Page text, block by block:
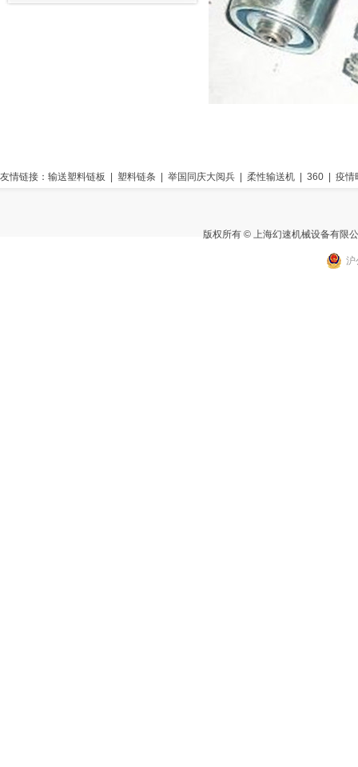
友情链接： 输送塑料链板 塑料链条 举国同庆大阅兵 柔性输送机 360 疫情
版权所有 © 上海幻速机械设备有限
沪